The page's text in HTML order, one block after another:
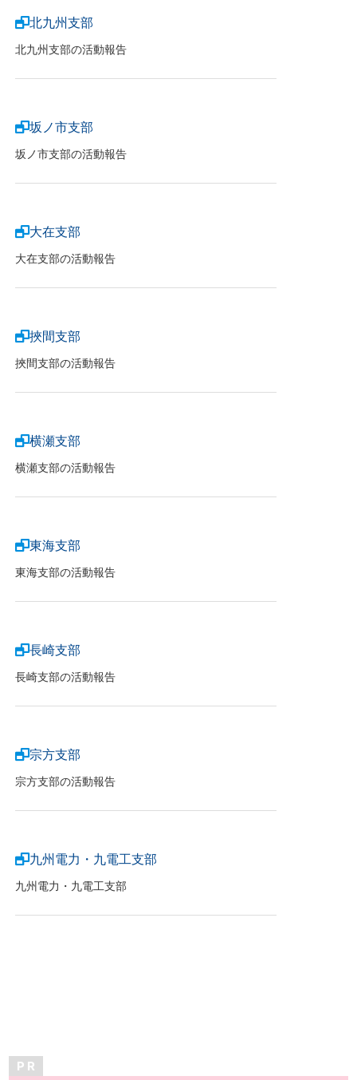
北九州支部
北九州支部の活動報告
坂ノ市支部
坂ノ市支部の活動報告
大在支部
大在支部の活動報告
挾間支部
挾間支部の活動報告
横瀬支部
横瀬支部の活動報告
東海支部
東海支部の活動報告
長崎支部
長崎支部の活動報告
宗方支部
宗方支部の活動報告
九州電力・九電工支部
九州電力・九電工支部
P R